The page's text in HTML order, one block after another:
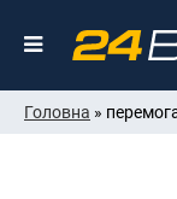
Головна »